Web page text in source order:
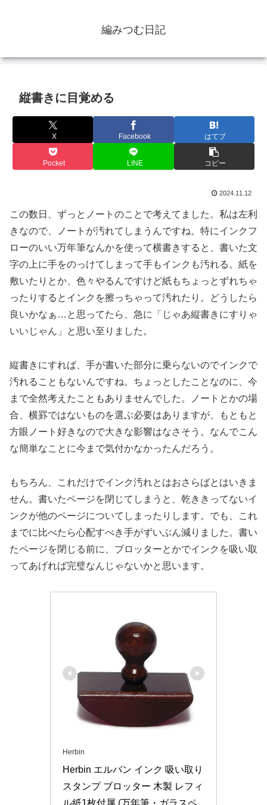
編みつむ日記
縦書きに目覚める
X Facebook はてブ
Pocket LINE コピー
2024.11.12
この数日、ずっとノートのことで考えてました。私は左利
きなので、ノートが汚れてしまうんですね。特にインクフ
ローのいい万年筆なんかを使って横書きすると、書いた文
字の上に手をのっけてしまって手もインクも汚れる。紙を
敷いたりとか、色々やるんですけど紙もちょっとずれちゃ
ったりするとインクを擦っちゃって汚れたり。どうしたら
良いかなぁ…と思ってたら、急に「じゃあ縦書きにすりゃ
いいじゃん」と思い至りました。
縦書きにすれば、手が書いた部分に乗らないのでインクで
汚れることもないんですね。ちょっとしたことなのに、今
まで全然考えたこともありませんでした。ノートとかの場
合、横罫ではないものを選ぶ必要はありますが、もともと
方眼ノート好きなので大きな影響はなさそう。なんでこん
な簡単なことに今まで気付かなかったんだろう。
もちろん、これだけでインク汚れとはおさらばとはいきま
せん。書いたページを閉じてしまうと、乾ききってないイ
ンクが他のページについてしまったりします。でも、これ
までに比べたら心配すべき手がずいぶん減りました。書い
たページを閉じる前に、ブロッターとかでインクを吸い取
ってあげれば完璧なんじゃないかと思います。
Herbin
Herbin エルバン インク 吸い取り
スタンプ ブロッター 木製 レフィ
ル紙1枚付属 (万年筆・ガラスペ